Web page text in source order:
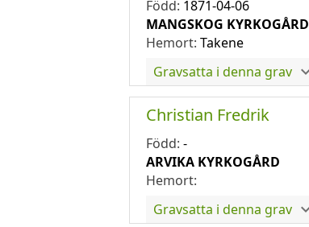
Född: 1871-04-06
MANGSKOG KYRKOGÅRD
Hemort: Takene
Gravsatta i denna grav
Christian Fredrik
Född: -
ARVIKA KYRKOGÅRD
Hemort:
Gravsatta i denna grav